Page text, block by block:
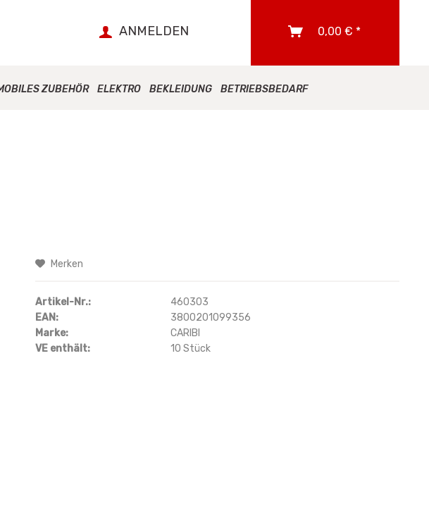
ANMELDEN 0,00 € *
ZUBEHÖR ELEKTRO BEKLEIDUNG BETRIEBSBEDARF
Merken
Artikel-Nr.:
460303
EAN:
3800201099356
Marke:
CARIBI
VE enthält:
10 Stück